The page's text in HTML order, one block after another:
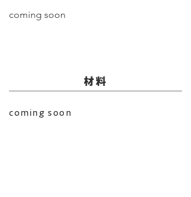
coming soon
​材料
coming soon